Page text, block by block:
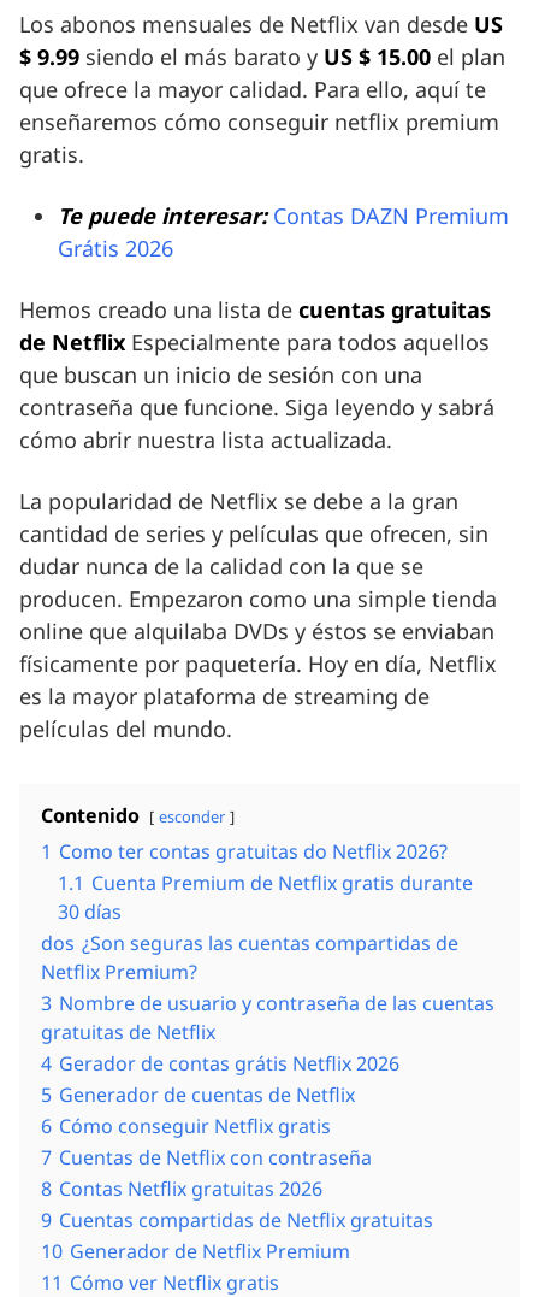
Los abonos mensuales de Netflix van desde US
$ 9.99 siendo el más barato y US $ 15.00 el plan
que ofrece la mayor calidad. Para ello, aquí te
enseñaremos cómo conseguir netflix premium
gratis.
Te puede interesar:Contas DAZN Premium
Grátis 2026
Hemos creado una lista de cuentas gratuitas
de Netflix Especialmente para todos aquellos
que buscan un inicio de sesión con una
contraseña que funcione. Siga leyendo y sabrá
cómo abrir nuestra lista actualizada.
La popularidad de Netflix se debe a la gran
cantidad de series y películas que ofrecen, sin
dudar nunca de la calidad con la que se
producen. Empezaron como una simple tienda
online que alquilaba DVDs y éstos se enviaban
físicamente por paquetería. Hoy en día, Netflix
es la mayor plataforma de streaming de
películas del mundo.
Contenido esconder
1 Como ter contas gratuitas do Netflix 2026?
1.1 Cuenta Premium de Netflix gratis durante
30 días
dos ¿Son seguras las cuentas compartidas de
Netflix Premium?
3 Nombre de usuario y contraseña de las cuentas
gratuitas de Netflix
4 Gerador de contas grátis Netflix 2026
5 Generador de cuentas de Netflix
6 Cómo conseguir Netflix gratis
7 Cuentas de Netflix con contraseña
8 Contas Netflix gratuitas 2026
9 Cuentas compartidas de Netflix gratuitas
10 Generador de Netflix Premium
11 Cómo ver Netflix gratis